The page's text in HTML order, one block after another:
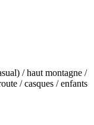
/ haut montagne /
/ casques / enfants